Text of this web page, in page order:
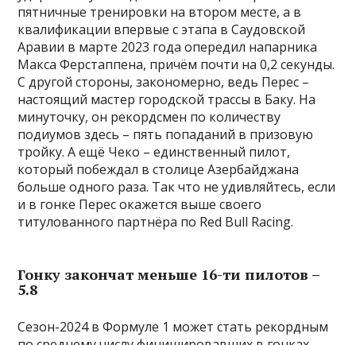
пятничные тренировки на втором месте, а в
квалификации впервые с этапа в Саудовской
Аравии в марте 2023 года опередил напарника
Макса Ферстаппена, причём почти на 0,2 секунды.
С другой стороны, закономерно, ведь Перес –
настоящий мастер городской трассы в Баку. На
минуточку, он рекордсмен по количеству
подиумов здесь – пять попаданий в призовую
тройку. А ещё Чеко – единственный пилот,
который побеждал в столице Азербайджана
больше одного раза. Так что не удивляйтесь, если
и в гонке Перес окажется выше своего
титулованного партнёра по Red Bull Racing.
Гонку закончат меньше 16-ти пилотов –
5.8
Сезон-2024 в Формуле 1 может стать рекордным